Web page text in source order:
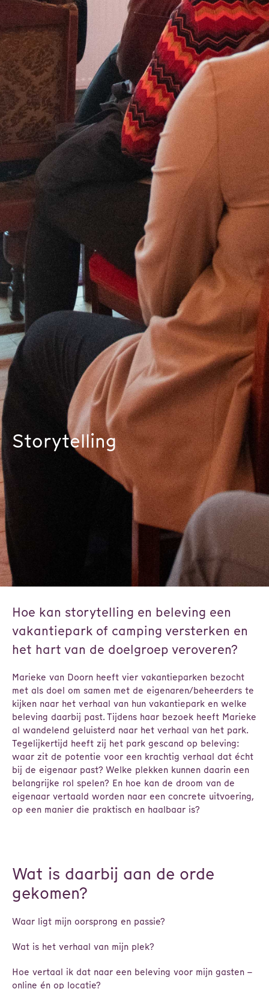
Storytelling
Hoe kan storytelling en beleving een
vakantiepark of camping versterken en
het hart van de doelgroep veroveren?
Marieke van Doorn heeft vier vakantieparken bezocht
met als doel om samen met de eigenaren/beheerders te
kijken naar het verhaal van hun vakantiepark en welke
beleving daarbij past. Tijdens haar bezoek heeft Marieke
al wandelend geluisterd naar het verhaal van het park.
Tegelijkertijd heeft zij het park gescand op beleving:
waar zit de potentie voor een krachtig verhaal dat écht
bij de eigenaar past? Welke plekken kunnen daarin een
belangrijke rol spelen? En hoe kan de droom van de
eigenaar vertaald worden naar een concrete uitvoering,
op een manier die praktisch en haalbaar is?
Wat is daarbij aan de orde
gekomen?
​​​​​​​Waar ligt mijn oorsprong en passie?
Wat is het verhaal van mijn plek?
Hoe vertaal ik dat naar een beleving voor mijn gasten –
online én op locatie?